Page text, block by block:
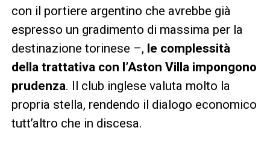
con il portiere argentino che avrebbe già
espresso un gradimento di massima per la
destinazione torinese –, le complessità
della trattativa con l’Aston Villa impongono
prudenza. Il club inglese valuta molto la
propria stella, rendendo il dialogo economico
tutt’altro che in discesa.